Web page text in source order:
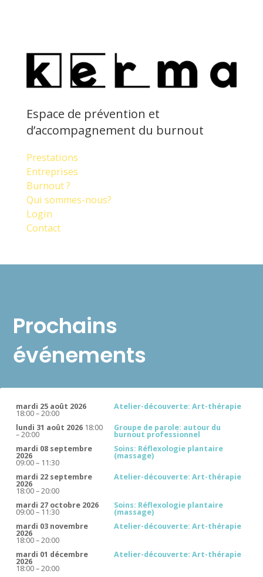
Espace de prévention et
d’accompagnement du burnout
Prestations
Entreprises
Burnout ?
Qui sommes-nous?
Login
Contact
Prochains
événements
mardi 25 août 2026
18:00–20:00
Atelier-découverte: Art-thérapie
lundi 31 août 2026 18:00
–20:00
Groupe de parole: autour du
burnout professionnel
mardi 08 septembre
2026
09:00– 11:30
Soins: Réflexologie plantaire
(massage)
mardi 22 septembre
2026
18:00–20:00
Atelier-découverte: Art-thérapie
mardi 27 octobre 2026
09:00– 11:30
Soins: Réflexologie plantaire
(massage)
mardi 03 novembre
2026
18:00–20:00
Atelier-découverte: Art-thérapie
mardi 01 décembre
2026
18:00–20:00
Atelier-découverte: Art-thérapie